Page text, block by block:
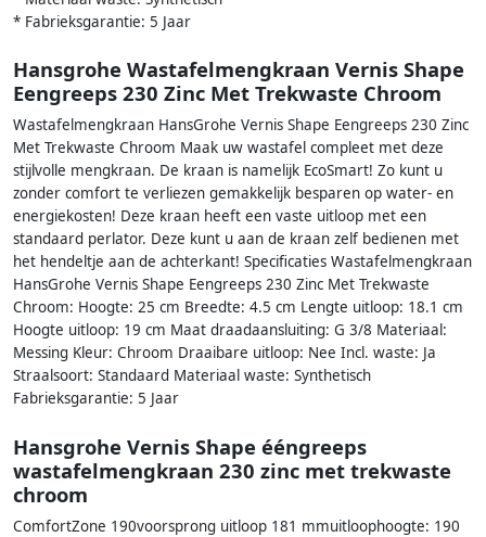
* Fabrieksgarantie: 5 Jaar
Hansgrohe Wastafelmengkraan Vernis Shape
Eengreeps 230 Zinc Met Trekwaste Chroom
Wastafelmengkraan HansGrohe Vernis Shape Eengreeps 230 Zinc
Met Trekwaste Chroom Maak uw wastafel compleet met deze
stijlvolle mengkraan. De kraan is namelijk EcoSmart! Zo kunt u
zonder comfort te verliezen gemakkelijk besparen op water- en
energiekosten! Deze kraan heeft een vaste uitloop met een
standaard perlator. Deze kunt u aan de kraan zelf bedienen met
het hendeltje aan de achterkant! Specificaties Wastafelmengkraan
HansGrohe Vernis Shape Eengreeps 230 Zinc Met Trekwaste
Chroom: Hoogte: 25 cm Breedte: 4.5 cm Lengte uitloop: 18.1 cm
Hoogte uitloop: 19 cm Maat draadaansluiting: G 3/8 Materiaal:
Messing Kleur: Chroom Draaibare uitloop: Nee Incl. waste: Ja
Straalsoort: Standaard Materiaal waste: Synthetisch
Fabrieksgarantie: 5 Jaar
Hansgrohe Vernis Shape ééngreeps
wastafelmengkraan 230 zinc met trekwaste
chroom
ComfortZone 190voorsprong uitloop 181 mmuitloophoogte: 190